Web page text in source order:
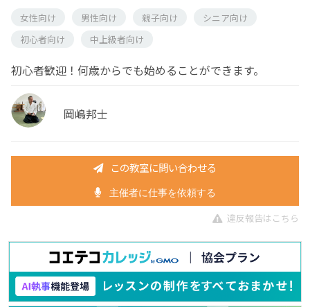
女性向け
男性向け 親子向け
シニア向け
初心者向け
中上級者向け
初心者歓迎！何歳からでも始めることができます。
岡嶋邦士
この教室に問い合わせる
主催者に仕事を依頼する
違反報告はこちら